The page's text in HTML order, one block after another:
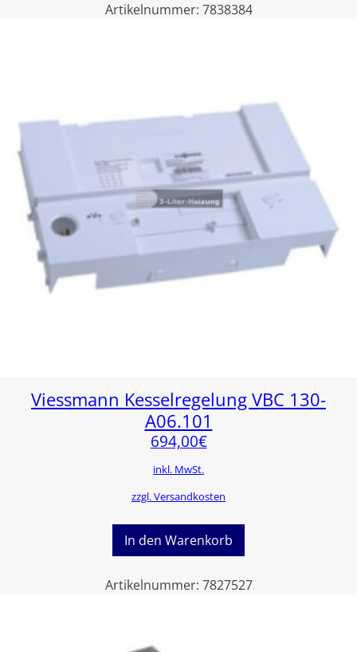
Artikelnummer: 7838384
Viessmann Kesselregelung VBC 130-
A06.101
694,00€
inkl. MwSt.
zzgl. Versandkosten
In den Warenkorb
Artikelnummer: 7827527